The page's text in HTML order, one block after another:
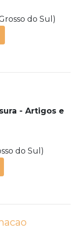
do Sul)
- Artigos e
do Sul)